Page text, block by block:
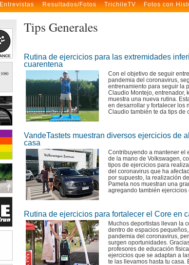
Entrevistas Resultados/Fotos TrichileTV Fotos con
Tips Generales
Rutina de ejercicios para las extremidades
cuarentena
Con el objetivo de seguir
pandemia del coronavirus,
entrenamiento para seguir la
Claudio Montejo, entrenador,
muestra una nueva rutina.
en desarrollar y fortalecer los
Claudio también te da tips de
VandeTastets muestran diversos ejercicios de
casa
Contribuyendo a mantener el
de la mano de Volkswagen,
tipos de ejercicios para
del coronavirus que ha
por supuesto, la realización
Pamela nos muestran una
agregando también ejercicios
Rutina de ejercicios para fortalecer el Core en
Muchos deportistas llevan la
dentro de espacios
pandemia del coronavirus,
surgen oportunidades.
profesores de educación
ejercicios que se adaptan a
te las llevamos hasta tu casa.